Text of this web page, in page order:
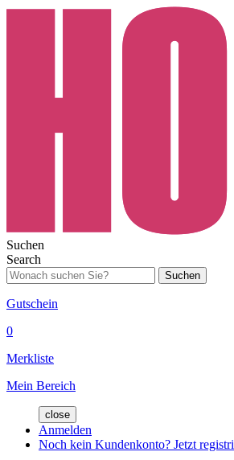
Suchen
Search
Suchen
Gutschein
0
Merkliste
Mein Bereich
close
Anmelden
Noch kein Kundenkonto? Jetzt